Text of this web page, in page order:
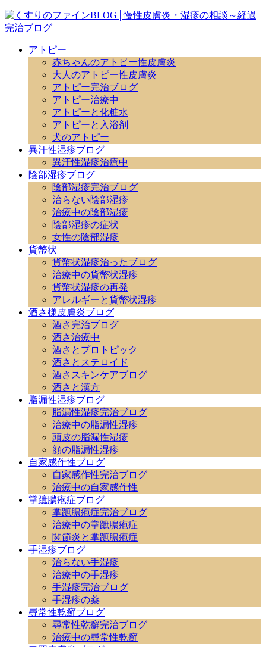
アトピー
赤ちゃんのアトピー性皮膚炎
大人のアトピー性皮膚炎
アトピー完治ブログ
アトピー治療中
アトピーと化粧水
アトピーと入浴剤
犬のアトピー
異汗性湿疹ブログ
異汗性湿疹治療中
陰部湿疹ブログ
陰部湿疹完治ブログ
治らない陰部湿疹
治療中の陰部湿疹
陰部湿疹の症状
女性の陰部湿疹
貨幣状
貨幣状湿疹治ったブログ
治療中の貨幣状湿疹
貨幣状湿疹の再発
アレルギーと貨幣状湿疹
酒さ様皮膚炎ブログ
酒さ完治ブログ
酒さ治療中
酒さとプロトピック
酒さとステロイド
酒さスキンケアブログ
酒さと漢方
脂漏性湿疹ブログ
脂漏性湿疹完治ブログ
治療中の脂漏性湿疹
頭皮の脂漏性湿疹
顔の脂漏性湿疹
自家感作性ブログ
自家感作性完治ブログ
治療中の自家感作性
掌蹠膿疱症ブログ
掌蹠膿疱症完治ブログ
治療中の掌蹠膿疱症
関節炎と掌蹠膿疱症
手湿疹ブログ
治らない手湿疹
治療中の手湿疹
手湿疹完治ブログ
手湿疹の薬
尋常性乾癬ブログ
尋常性乾癬完治ブログ
治療中の尋常性乾癬